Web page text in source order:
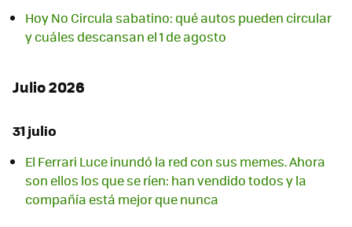
Hoy No Circula sabatino: qué autos pueden circular
y cuáles descansan el 1 de agosto
Julio 2026
31 julio
El Ferrari Luce inundó la red con sus memes. Ahora
son ellos los que se ríen: han vendido todos y la
compañía está mejor que nunca